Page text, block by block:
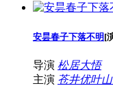
安昙春子下落不明[
导演 松居大悟
主演 苍井优叶